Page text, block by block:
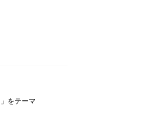
をテーマ